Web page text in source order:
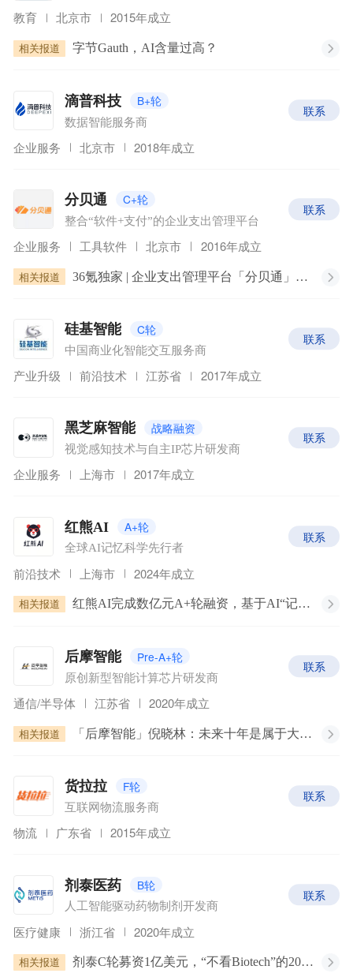
教育 北京市 2015年成立
相关报道 字节Gauth，AI含量过高？
滴普科技 B+轮
数据智能服务商
联系
企业服务 北京市 2018年成立
分贝通 C+轮
整合“软件+支付”的企业支出管理平台
联系
企业服务 工具软件 北京市 2016年成立
相关报道 36氪独家 | 企业支出管理平台「分贝通」完成1.4亿美元的C+轮融资，SaaS+Fintech赛道正成为全球关注的风口
硅基智能 C轮
中国商业化智能交互服务商
联系
产业升级 前沿技术 江苏省 2017年成立
黑芝麻智能 战略融资
视觉感知技术与自主IP芯片研发商
联系
企业服务 上海市 2017年成立
红熊AI A+轮
全球AI记忆科学先行者
联系
前沿技术 上海市 2024年成立
相关报道 红熊AI完成数亿元A+轮融资，基于AI“记忆科学”从To B服务延伸至To C应用｜36氪首发
后摩智能 Pre-A+轮
原创新型智能计算芯片研发商
联系
通信/半导体 江苏省 2020年成立
相关报道 「后摩智能」倪晓林：未来十年是属于大模型的时代，NPU会重塑所有端边场景｜WISE2024 商业之王大会
货拉拉 F轮
互联网物流服务商
联系
物流 广东省 2015年成立
剂泰医药 B轮
人工智能驱动药物制剂开发商
联系
医疗健康 浙江省 2020年成立
相关报道 剂泰C轮募资1亿美元，“不看Biotech”的2024，药物递送企业怎么拿钱｜36氪专访